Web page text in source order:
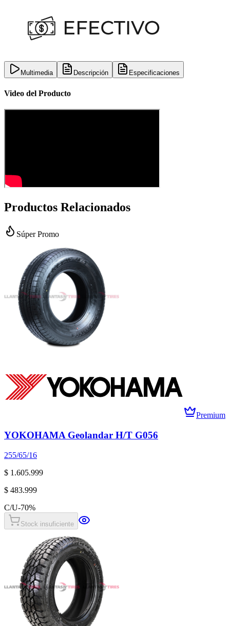
Multimedia Descripción Especificaciones
Video del Producto
Productos Relacionados
Súper Promo
Premium
YOKOHAMA Geolandar H/T G056
255/65/16
$ 1.605.999
$ 483.999
C/U-70%
Stock insuficiente